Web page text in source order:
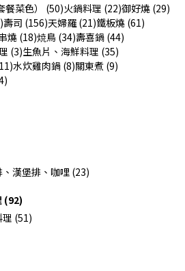
餐菜色） (50)火鍋料理 (22)御好燒 (29)
壽司 (156)天婦羅 (21)鐵板燒 (61)
燒 (18)焼鳥 (34)壽喜鍋 (44)
(3)生魚片、海鮮料理 (35)
水炊雞肉鍋 (8)關東煮 (9)
、漢堡排、咖哩 (23)
(92)
(51)